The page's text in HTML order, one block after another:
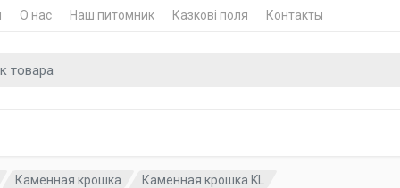
О нас Наш питомник Казкові поля Контакты
Каменная крошка Каменная крошка KL